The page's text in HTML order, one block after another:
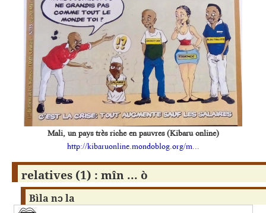
Mali, un pays très riche en pauvres (Kibaru online)
http://kibaruonline.mondoblog.org/m...
relatives (1) : mîn ... ò
Bìla nɔ la